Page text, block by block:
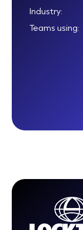
Industry:
Teams using: